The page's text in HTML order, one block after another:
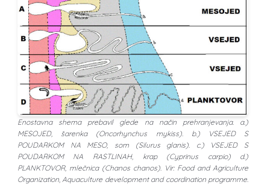
Enostavna shema prebavil glede na način prehranjevanja. a.)
MESOJED, šarenka (Oncorhynchus mykiss). b.) VSEJED S
POUDARKOM NA MESO, som (Silurus glanis). c.) VSEJED S
POUDARKOM NA RASTLINAH, krap (Cyprinus carpio) d.)
PLANKTOVOR, mlečnica (Chanos chanos). Vir: Food and Agriculture
Organization, Aquaculture development and coordination programme.